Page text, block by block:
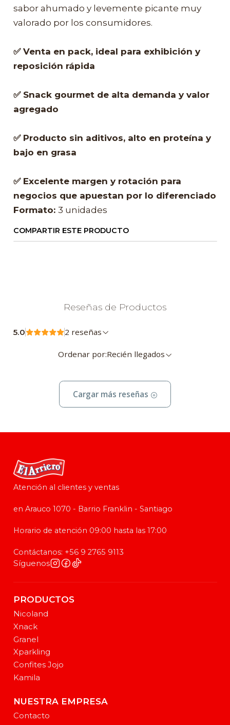
sabor ahumado y levemente picante muy
valorado por los consumidores.
✅ Venta en pack, ideal para exhibición y
reposición rápida
✅ Snack gourmet de alta demanda y valor
agregado
✅ Producto sin aditivos, alto en proteína y
bajo en grasa
✅ Excelente margen y rotación para
negocios que apuestan por lo diferenciado
Formato: 3 unidades
COMPARTIR ESTE PRODUCTO
Reseñas de Productos
5.0 2 reseñas
Ordenar por:Recién llegados
Cargar más reseñas
Atención al clientes y ventas
en Arauco 1070 - Barrio Franklin - Santiago
Horario de atención 09:00 hasta las 17:00
Contáctanos: +56 9 2765 9113
Síguenos
PRODUCTOS
Nicoland
Xnack
Granel
Xparkling
Confites Jojo
Kamila
NUESTRA EMPRESA
Contacto